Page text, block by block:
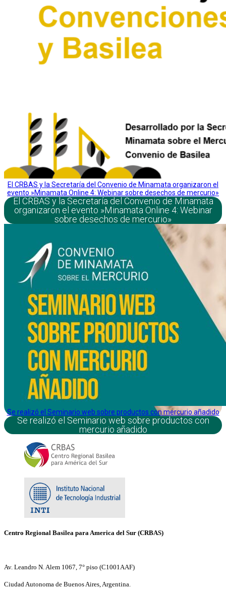
El CRBAS y la Secretaría del Convenio de Minamata organizaron el
evento »Minamata Online 4: Webinar sobre desechos de mercurio»
El CRBAS y la Secretaría del Convenio de Minamata
organizaron el evento »Minamata Online 4: Webinar
sobre desechos de mercurio»
Se realizó el Seminario web sobre productos con mercurio añadido
Se realizó el Seminario web sobre productos con
mercurio añadido
Centro Regional Basilea para America del Sur (CRBAS)
Av. Leandro N. Alem 1067, 7° piso (C1001AAF)
Ciudad Autonoma de Buenos Aires, Argentina.